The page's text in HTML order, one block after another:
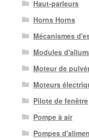
Haut-parleurs
Horns Horns
Mécanismes
Modules
Moteur de
Moteurs
Pilote de fenêtre
Pompe à air
Pompes